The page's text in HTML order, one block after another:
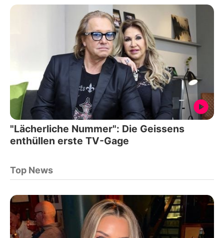
"Lächerliche Nummer": Die Geissens
enthüllen erste TV-Gage
Top News